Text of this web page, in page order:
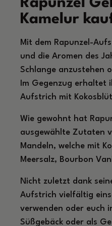
Rapunzel
Kamelur
Mit dem Rapunzel-
und die Aromen des
Schlange anzustehen
Im Gegenzug erhaltet
Aufstrich mit
Wie gewohnt hat
ausgewählte Zutaten
Mandeln, welche mit
Meersalz, Bourbon
Nicht zuletzt dank
Aufstrich vielfältig
verwenden oder euch
Süßgebäck oder als